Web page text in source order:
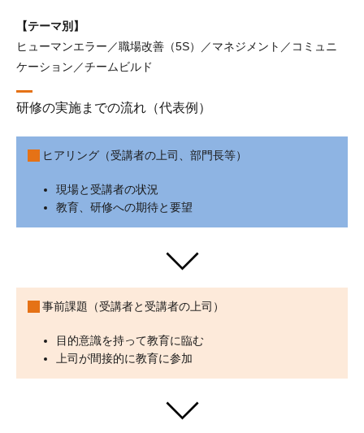
【テーマ別】
ヒューマンエラー／職場改善（5S）／マネジメント／コミュニ
ケーション／チームビルド
研修の実施までの流れ（代表例）
ヒアリング（受講者の上司、部門長等）
現場と受講者の状況
教育、研修への期待と要望
事前課題（受講者と受講者の上司）
目的意識を持って教育に臨む
上司が間接的に教育に参加